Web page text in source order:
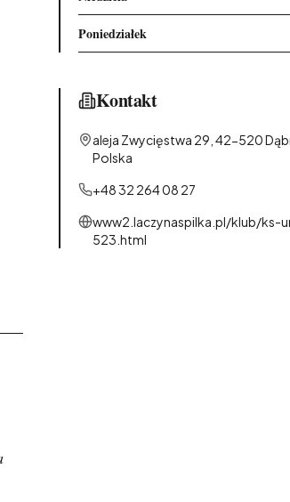
Poniedziałek
Kontakt
aleja Zwycięstwa 29, 42-520
Polska
+48 32 264 08 27
www2.laczynaspilka.pl/klub/ks-
523.html